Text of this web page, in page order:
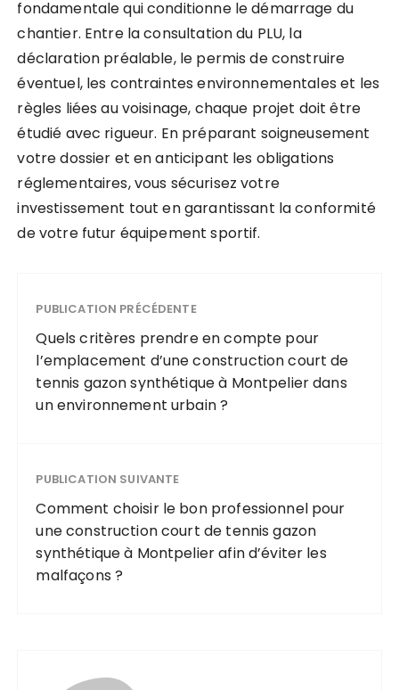
fondamentale qui conditionne le démarrage du
chantier. Entre la consultation du PLU, la
déclaration préalable, le permis de construire
éventuel, les contraintes environnementales et les
règles liées au voisinage, chaque projet doit être
étudié avec rigueur. En préparant soigneusement
votre dossier et en anticipant les obligations
réglementaires, vous sécurisez votre
investissement tout en garantissant la conformité
de votre futur équipement sportif.
PUBLICATION PRÉCÉDENTE
Quels critères prendre en compte pour
l’emplacement d’une construction court de
tennis gazon synthétique à Montpelier dans
un environnement urbain ?
PUBLICATION SUIVANTE
Comment choisir le bon professionnel pour
une construction court de tennis gazon
synthétique à Montpelier afin d’éviter les
malfaçons ?